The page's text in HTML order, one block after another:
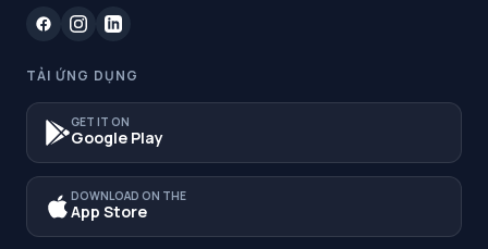
TẢI ỨNG DỤNG
GET IT ON
Google Play
DOWNLOAD ON THE
App Store